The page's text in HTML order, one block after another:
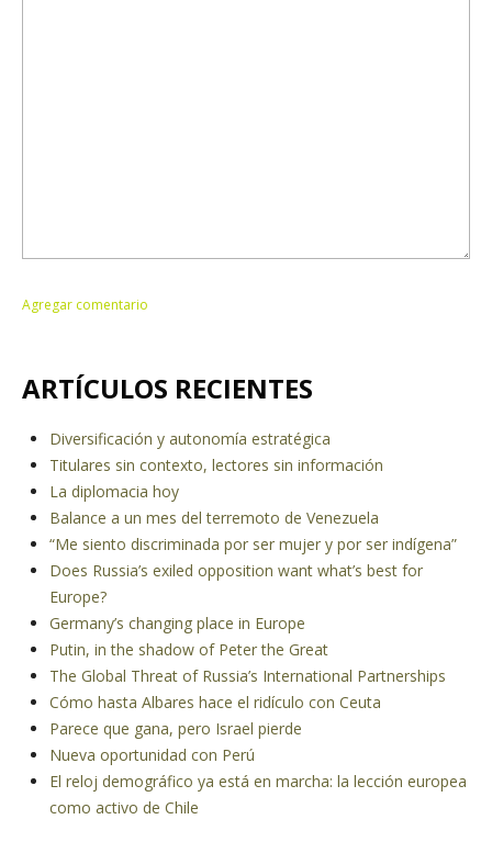
ARTÍCULOS RECIENTES
Diversificación y autonomía estratégica
Titulares sin contexto, lectores sin información
La diplomacia hoy
Balance a un mes del terremoto de Venezuela
“Me siento discriminada por ser mujer y por ser indígena”
Does Russia’s exiled opposition want what’s best for
Europe?
Germany’s changing place in Europe
Putin, in the shadow of Peter the Great
The Global Threat of Russia’s International Partnerships
Cómo hasta Albares hace el ridículo con Ceuta
Parece que gana, pero Israel pierde
Nueva oportunidad con Perú
El reloj demográfico ya está en marcha: la lección europea
como activo de Chile